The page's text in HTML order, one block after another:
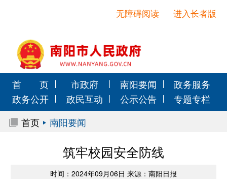
进入长者版
无障碍阅读
首 页 市政府 南阳要闻
政务服务
政务公开
政民互动 公示公告
专题专栏
首页
南阳要闻
筑牢校园安全防线
时间：2024年09月06日 来源：南阳日报